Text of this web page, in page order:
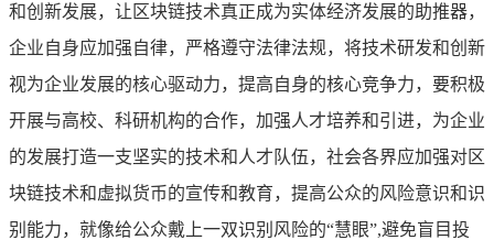
和创新发展，让区块链技术真正成为实体经济发展的助推器，
企业自身应加强自律，严格遵守法律法规，将技术研发和创新
视为企业发展的核心驱动力，提高自身的核心竞争力，要积极
开展与高校、科研机构的合作，加强人才培养和引进，为企业
的发展打造一支坚实的技术和人才队伍，社会各界应加强对区
块链技术和虚拟货币的宣传和教育，提高公众的风险意识和识
别能力，就像给公众戴上一双识别风险的“慧眼”,避免盲目投